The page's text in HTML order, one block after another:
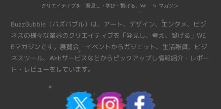
BuzzBubble（バズバブル）は、アート、デザイン、エンタメ、ビジ
ネスの様々な業界のクリエイティブを「発見し、考え、繋げる」WE
Bマガジンです。展覧会・イベントからガジェット、生活雑貨、ビジ
ネスツール、Webサービスなどからピックアップし情報紹介・レポー
ト・レビューをしています。